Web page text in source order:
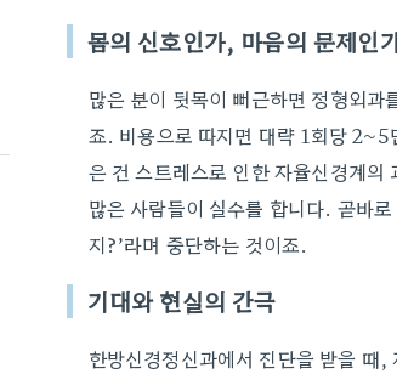
몸의 신호인가, 마음의 문제인
많은 분이 뒷목이 뻐근하면 정형외
죠. 비용으로 따지면 대략 1회당 2~5
은 건 스트레스로 인한 자율신경계
많은 사람들이 실수를 합니다. 곧바
지?’라며 중단하는 것이죠.
기대와 현실의 간극
한방신경정신과에서 진단을 받을 때